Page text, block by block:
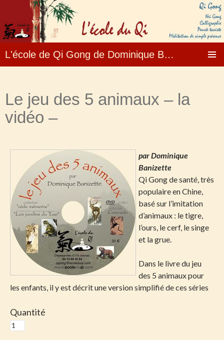
L'école de Qi Gong de Dominique Banizette – Formation, enseignement, stages ….
Le jeu des 5 animaux – la
vidéo –
par Dominique
Banizette
Qi Gong de santé, très
populaire en Chine,
basé sur l’imitation
d’animaux : le tigre,
l’ours, le cerf, le singe
et la grue.
Dans le livre du jeu
des 5 animaux pour
les enfants, il y est décrit une version simplifié de ces séries
Quantité